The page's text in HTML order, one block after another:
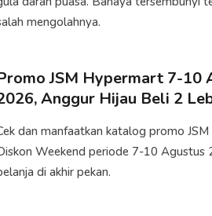
mengolahnya.
JSM Hypermart 7-10
Anggur Hijau Beli 2
dan manfaatkan katalog promo
Weekend periode 7-10 Agustus
di akhir pekan.